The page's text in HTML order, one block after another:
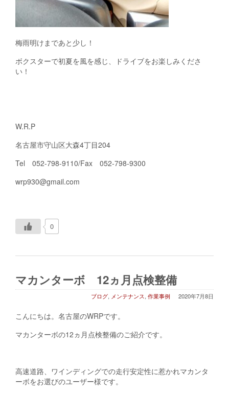
梅雨明けまであと少し！
ボクスターで初夏を風を感じ、ドライブをお楽しみくださ
い！
W.R.P
名古屋市守山区大森4丁目204
Tel 052-798-9110/Fax 052-798-9300
wrp930@gmail.com
0
マカンターボ 12ヵ月点検整備
2020年7月8日
ブログ, メンテナンス,作業事例
こんにちは。名古屋のWRPです。
マカンターボの12ヵ月点検整備のご紹介です。
高速道路、ワインディングでの走行安定性に惹かれマカンタ
ーボをお選びのユーザー様です。